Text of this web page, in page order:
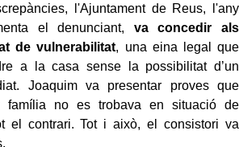
l'Ajuntament de Reus, l'any
el denunciant, va concedir als
de vulnerabilitat, una eina legal que
a la casa sense la possibilitat d’un
Joaquim va presentar proves que
família no es trobava en situació de
el contrari. Tot i això, el consistori va